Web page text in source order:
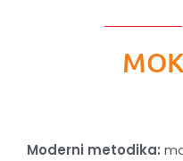
Moderni metodika: